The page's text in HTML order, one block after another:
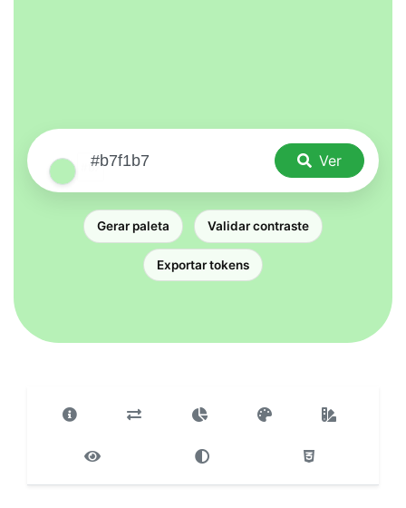
Ver
Gerar paleta Validar contraste
Exportar tokens